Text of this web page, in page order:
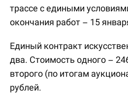
трассе с едиными
окончания работ – 15
Единый контракт
два. Стоимость одного –
второго (по итогам
рублей.